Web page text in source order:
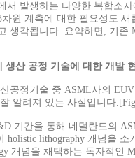
서 발생하는 다양한 복합소
차원 계측에 대한 필요성도
생각됩니다. 요약하면, 기
생산 공정 기술에 대한 개발
공정기술 중 ASML사의
알려져 있는 사실입니다
기간을 통해 네덜란드의
holistic lithography 개념을
개념을 채택하는 독자적